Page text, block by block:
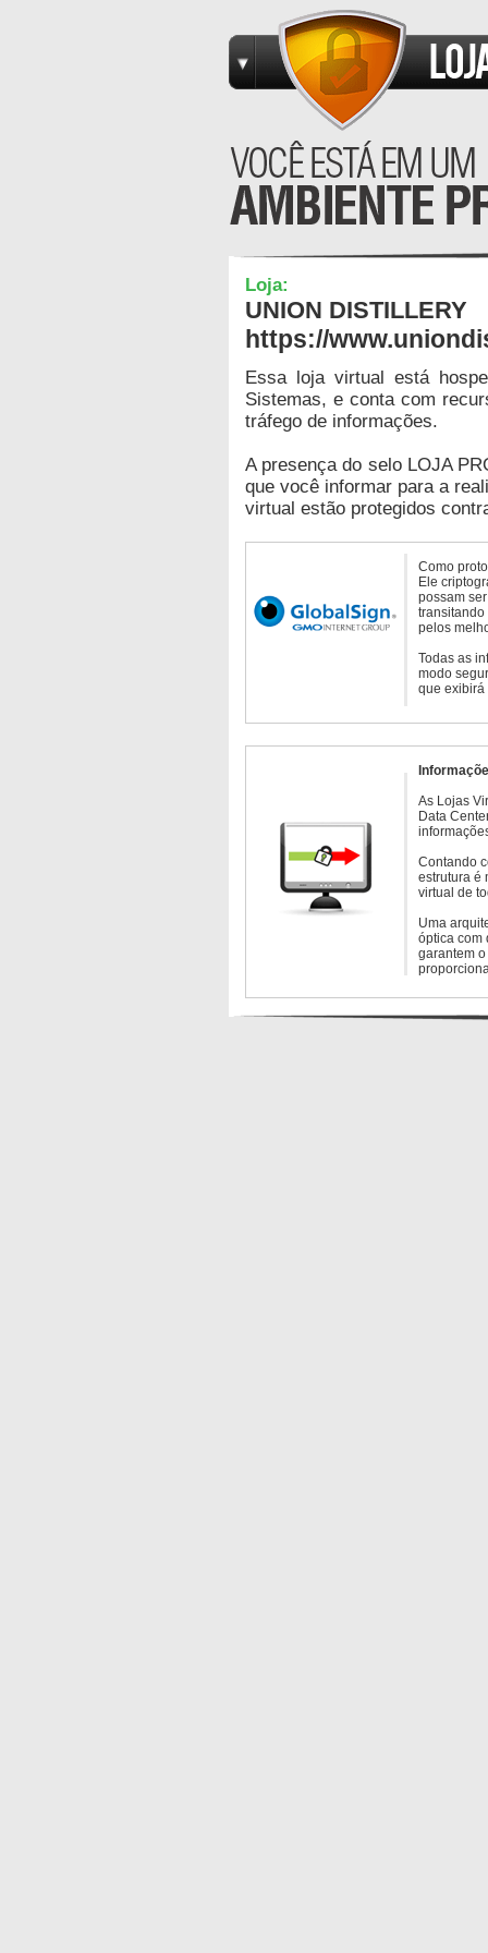
Loja:
UNION DISTILLERY
https://
Essa loja virtual está
Sistemas, e conta com
tráfego de informações.
A presença do selo LOJA
que você informar para a
virtual estão protegidos
Como
Ele
possam
transitando
pelos
Todas as
modo
que exibirá
As Lojas
Data
Contando
estrutura é
virtual de
Uma
óptica com
garantem